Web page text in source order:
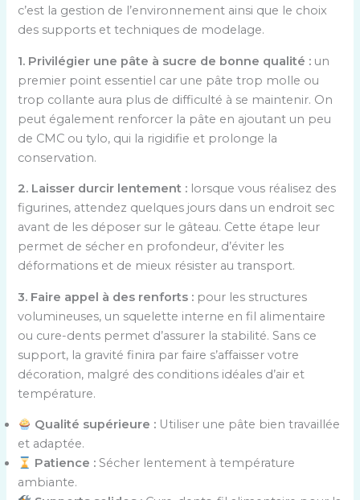
c’est la gestion de l’environnement ainsi que le choix
des supports et techniques de modelage.
1. Privilégier une pâte à sucre de bonne qualité : un
premier point essentiel car une pâte trop molle ou
trop collante aura plus de difficulté à se maintenir. On
peut également renforcer la pâte en ajoutant un peu
de CMC ou tylo, qui la rigidifie et prolonge la
conservation.
2. Laisser durcir lentement : lorsque vous réalisez des
figurines, attendez quelques jours dans un endroit sec
avant de les déposer sur le gâteau. Cette étape leur
permet de sécher en profondeur, d’éviter les
déformations et de mieux résister au transport.
3. Faire appel à des renforts : pour les structures
volumineuses, un squelette interne en fil alimentaire
ou cure-dents permet d’assurer la stabilité. Sans ce
support, la gravité finira par faire s’affaisser votre
décoration, malgré des conditions idéales d’air et
température.
Qualité supérieure : Utiliser une pâte bien travaillée
et adaptée.
Patience : Sécher lentement à température
ambiante.